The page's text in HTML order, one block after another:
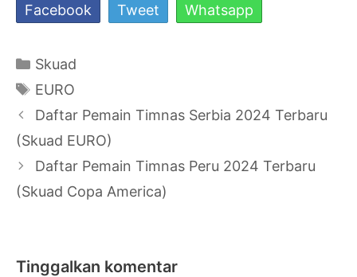
Facebook Tweet Whatsapp
Kategori
Skuad
Tag
EURO
Navigasi
Tulisan
Daftar Pemain Timnas Serbia 2024 Terbaru
(Skuad EURO)
Daftar Pemain Timnas Peru 2024 Terbaru
(Skuad Copa America)
Tinggalkan komentar